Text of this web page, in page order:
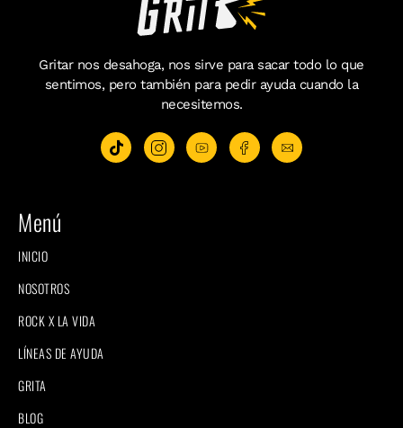
Gritar nos desahoga, nos sirve para sacar todo lo que
sentimos, pero también para pedir ayuda cuando la
necesitemos.
Menú
INICIO
NOSOTROS
ROCK X LA VIDA
LÍNEAS DE AYUDA
GRITA
BLOG